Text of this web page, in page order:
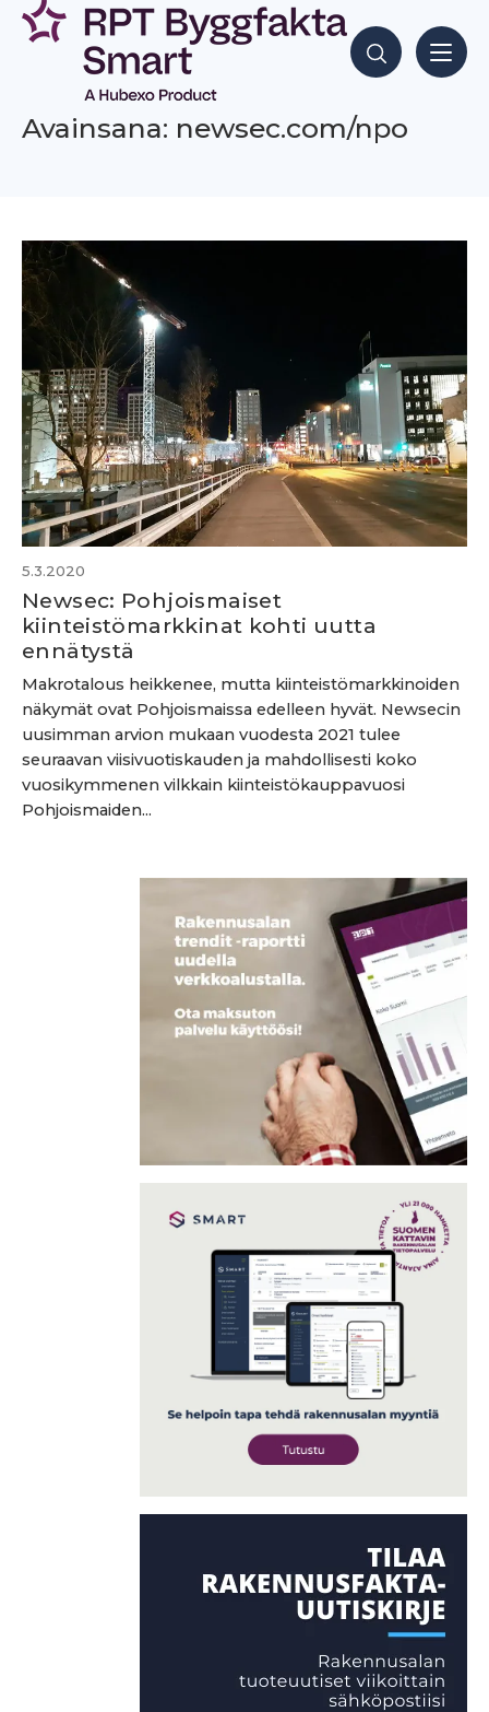
Siirry
sisältöön
Hae sisältöjä
Avainsana: newsec.com/npo
5.3.2020
Newsec: Pohjoismaiset
kiinteistömarkkinat kohti uutta
ennätystä
Makrotalous heikkenee, mutta kiinteistömarkkinoiden
näkymät ovat Pohjoismaissa edelleen hyvät. Newsecin
uusimman arvion mukaan vuodesta 2021 tulee
seuraavan viisivuotiskauden ja mahdollisesti koko
vuosikymmenen vilkkain kiinteistökauppavuosi
Pohjoismaiden...